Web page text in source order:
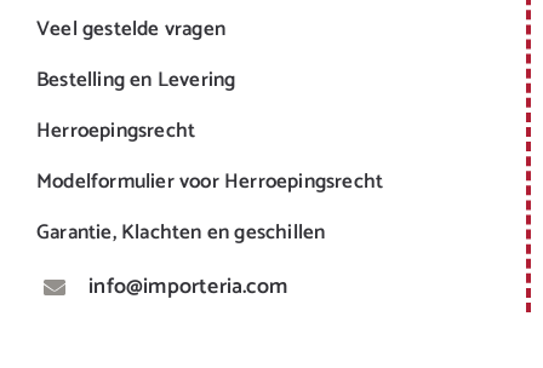
Veel gestelde vragen
Bestelling en Levering
Herroepingsrecht
Modelformulier voor Herroepingsrecht
Garantie, Klachten en geschillen
info@importeria.com